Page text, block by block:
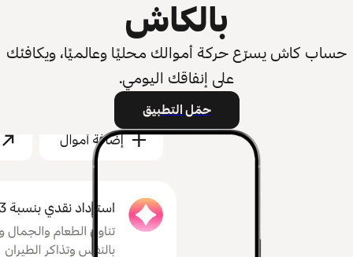
بالكاش
حساب كاش يسرّع حركة أموالك محليًا وعالميًا، ويكافئك
على إنفاقك اليومي.
حمّل التطبيق